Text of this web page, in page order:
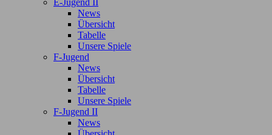
E-Jugend II
News
Übersicht
Tabelle
Unsere Spiele
F-Jugend
News
Übersicht
Tabelle
Unsere Spiele
F-Jugend II
News